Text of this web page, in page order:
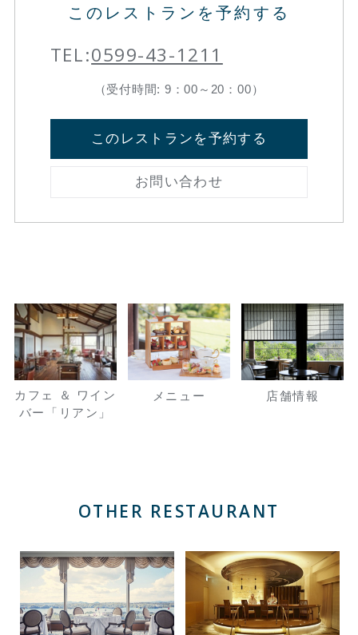
このレストランを予約する
TEL:0599-43-1211
（受付時間: 9：00～20：00）
このレストランを予約する
お問い合わせ
カフェ ＆ ワイン
バー「リアン」
メニュー 店舗情報
OTHER RESTAURANT